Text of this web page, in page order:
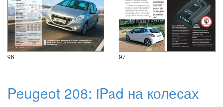
96 97
Peugeot 208: iPad на колесах